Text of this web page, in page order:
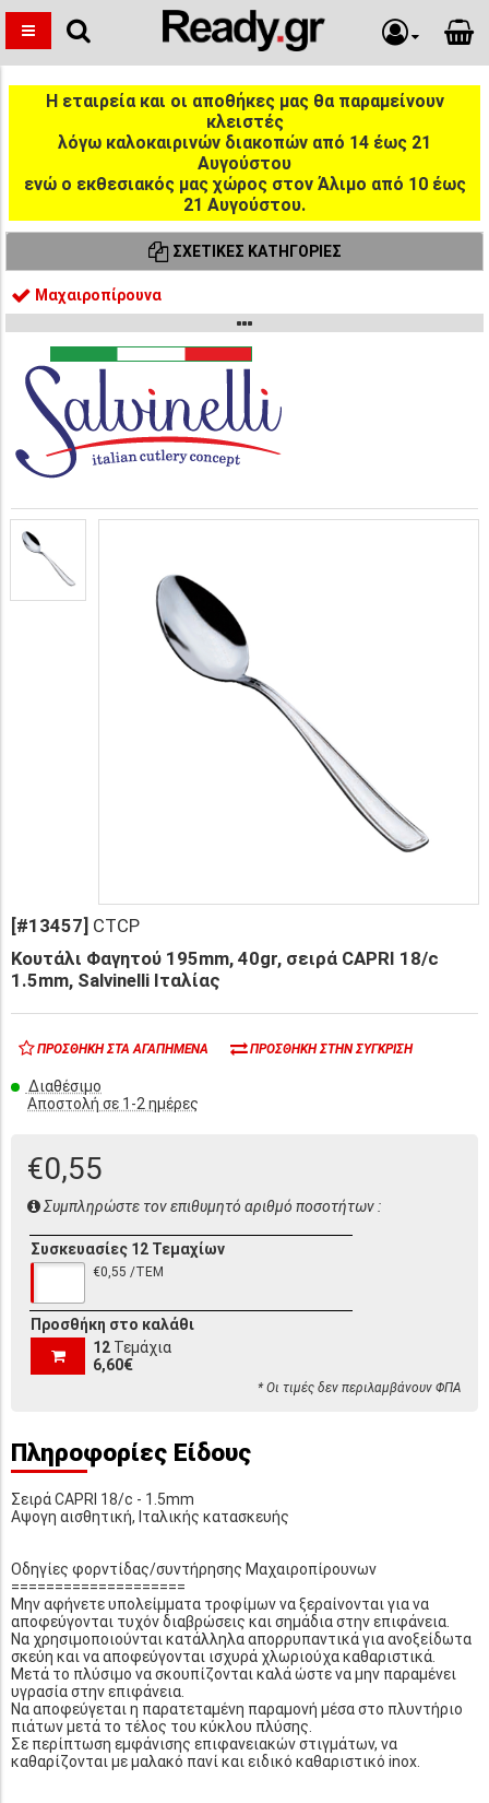
Η εταιρεία και οι αποθήκες μας θα παραμείνουν
κλειστές
λόγω καλοκαιρινών διακοπών από 14 έως 21
Αυγούστου
ενώ ο εκθεσιακός μας χώρος στον Άλιμο από 10 έως
21 Αυγούστου.
ΣΧΕΤΙΚΈΣ ΚΑΤΗΓΟΡΊΕΣ
Μαχαιροπίρουνα
[#13457] CTCP
Κουτάλι Φαγητού 195mm, 40gr, σειρά CAPRI 18/c
1.5mm, Salvinelli Ιταλίας
ΠΡΟΣΘΉΚΗ ΣΤΑ ΑΓΑΠΗΜΈΝΑ ΠΡΟΣΘΉΚΗ ΣΤΗΝ ΣΎΓΚΡΙΣΗ
Διαθέσιμο
Αποστολή σε 1-2 ημέρες
€0,55
Συμπληρώστε τον επιθυμητό αριθμό ποσοτήτων :
Συσκευασίες 12 Τεμαχίων
€0,55 /ΤΕΜ
Προσθήκη στο καλάθι
12 Τεμάχια
6,60€
* Οι τιμές δεν περιλαμβάνουν ΦΠΑ
Πληροφορίες Είδους
Σειρά CAPRI 18/c - 1.5mm
Αψογη αισθητική, Ιταλικής κατασκευής
Οδηγίες φορντίδας/συντήρησης Μαχαιροπίρουνων
====================
Μην αφήνετε υπολείμματα τροφίμων να ξεραίνονται για να
αποφεύγονται τυχόν διαβρώσεις και σημάδια στην επιφάνεια.
Να χρησιμοποιούνται κατάλληλα απορρυπαντικά για ανοξείδωτα
σκεύη και να αποφεύγονται ισχυρά χλωριούχα καθαριστικά.
Μετά το πλύσιμο να σκουπίζονται καλά ώστε να μην παραμένει
υγρασία στην επιφάνεια.
Να αποφεύγεται η παρατεταμένη παραμονή μέσα στο πλυντήριο
πιάτων μετά το τέλος του κύκλου πλύσης.
Σε περίπτωση εμφάνισης επιφανειακών στιγμάτων, να
καθαρίζονται με μαλακό πανί και ειδικό καθαριστικό inox.